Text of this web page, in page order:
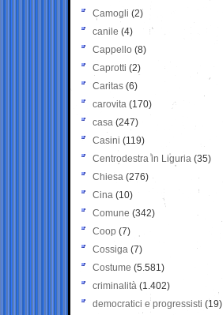
Camogli (2)
canile (4)
Cappello (8)
Caprotti (2)
Caritas (6)
carovita (170)
casa (247)
Casini (119)
Centrodestra in Liguria (35)
Chiesa (276)
Cina (10)
Comune (342)
Coop (7)
Cossiga (7)
Costume (5.581)
criminalità (1.402)
democratici e progressisti (19)